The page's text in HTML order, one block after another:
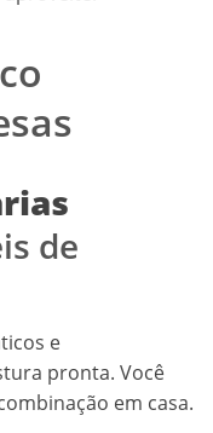
em
usada em
até pratos
algum